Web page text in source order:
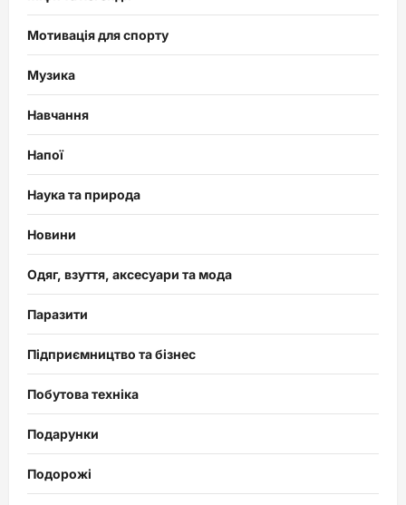
Мотивація для спорту
Музика
Навчання
Напої
Наука та природа
Новини
Одяг, взуття, аксесуари та мода
Паразити
Підприємництво та бізнес
Побутова техніка
Подарунки
Подорожі